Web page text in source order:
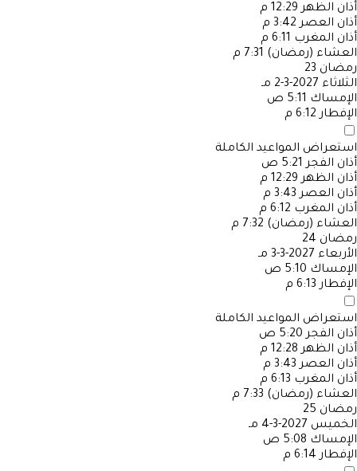
أذان الظهر 12:29 م
أذان العصر 3:42 م
أذان المغرب 6:11 م
العشاء (رمضان) 7:31 م
رمضان 23
الثلاثاء 2027-3-2 مـ
الإمساك 5:11 ص
الإفطار 6:12 م
استعراض المواعيد الكاملة
أذان الفجر 5:21 ص
أذان الظهر 12:29 م
أذان العصر 3:43 م
أذان المغرب 6:12 م
العشاء (رمضان) 7:32 م
رمضان 24
الأربعاء 2027-3-3 مـ
الإمساك 5:10 ص
الإفطار 6:13 م
استعراض المواعيد الكاملة
أذان الفجر 5:20 ص
أذان الظهر 12:28 م
أذان العصر 3:43 م
أذان المغرب 6:13 م
العشاء (رمضان) 7:33 م
رمضان 25
الخميس 2027-3-4 مـ
الإمساك 5:08 ص
الإفطار 6:14 م